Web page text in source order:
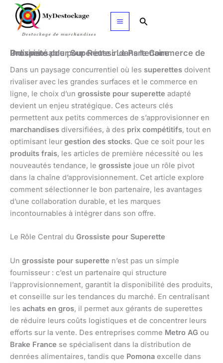
Aller
contenu
Rechercher
Grossiste pour Superette : Le Partenaire Indispensable pour Réussir dans le Commerce de Proximité
Dans un paysage concurrentiel où les superettes doivent
rivaliser avec les grandes surfaces et le commerce en
ligne, le choix d’un grossiste pour superette adapté
devient un enjeu stratégique. Ces acteurs clés
permettent aux petits commerces de s’approvisionner en
marchandises diversifiées, à des prix compétitifs, tout en
optimisant leur gestion des stocks. Que ce soit pour les
produits frais, les articles de première nécessité ou les
nouveautés tendance, le grossiste joue un rôle pivot
dans la chaîne d’approvisionnement. Cet article explore
comment sélectionner le bon partenaire, les avantages
d’une collaboration durable, et les marques
incontournables à intégrer dans son offre.
Le Rôle Central du Grossiste pour Superette
Un grossiste pour superette n’est pas un simple
fournisseur : c’est un partenaire qui structure
l’approvisionnement, garantit la disponibilité des produits,
et conseille sur les tendances du marché. En centralisant
les achats en gros, il permet aux gérants de superettes
de réduire leurs coûts logistiques et de concentrer leurs
efforts sur la vente. Des entreprises comme Metro AG ou
Brake France se spécialisent dans la distribution de
denrées alimentaires, tandis que Pomona excelle dans